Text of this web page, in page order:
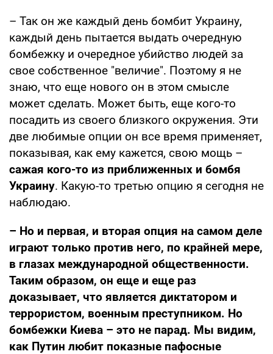
– Так он же каждый день бомбит Украину,
каждый день пытается выдать очередную
бомбежку и очередное убийство людей за
свое собственное "величие". Поэтому я не
знаю, что еще нового он в этом смысле
может сделать. Может быть, еще кого-то
посадить из своего близкого окружения. Эти
две любимые опции он все время применяет,
показывая, как ему кажется, свою мощь –
сажая кого-то из приближенных и бомбя
Украину. Какую-то третью опцию я сегодня не
наблюдаю.
– Но и первая, и вторая опция на самом деле
играют только против него, по крайней мере,
в глазах международной общественности.
Таким образом, он еще и еще раз
доказывает, что является диктатором и
террористом, военным преступником. Но
бомбежки Киева – это не парад. Мы видим,
как Путин любит показные пафосные